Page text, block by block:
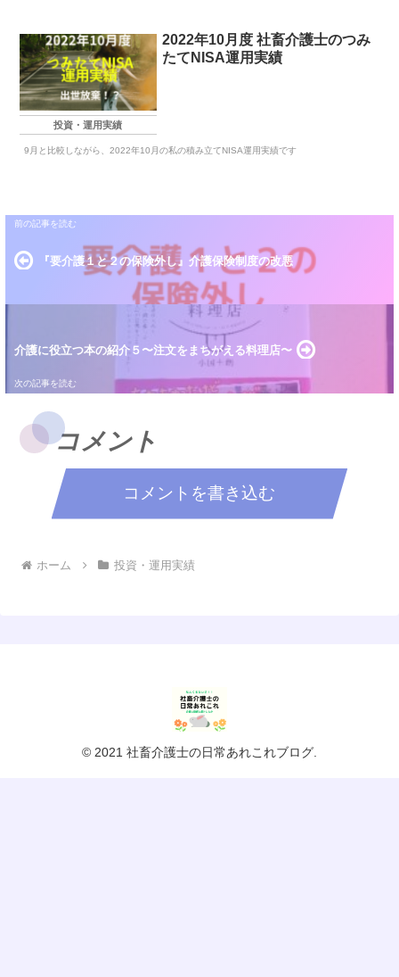
投資・運用実績
2022年10月度 社畜介護士のつみ
たてNISA運用実績
9月と比較しながら、2022年10月の私の積み立てNISA運用実績です
『要介護１と２の保険外し』介護保険制度の改悪
介護に役立つ本の紹介５〜注文をまちがえる料理店〜
コメント
コメントを書き込む
ホーム 投資・運用実績
© 2021 社畜介護士の日常あれこれブログ.